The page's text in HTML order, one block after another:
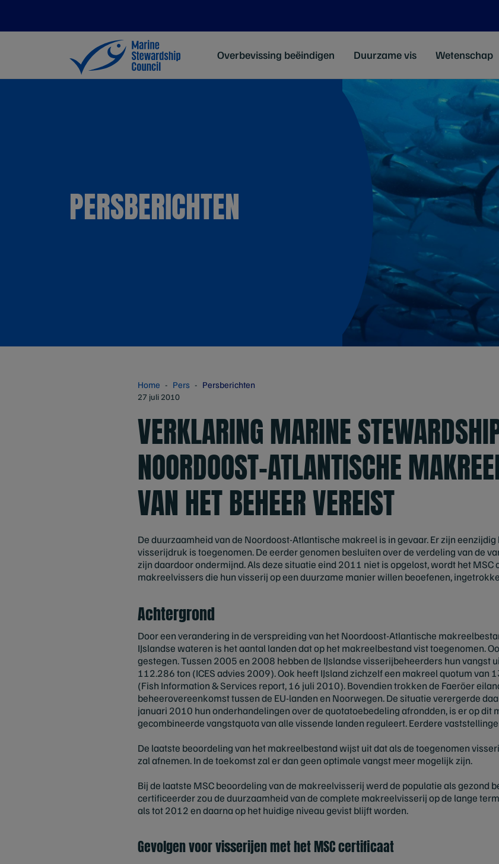
Overbevissing beëindigen Duurzame vis Wetenschap
PERSBERICHTEN
Home Pers Persberichten
27 juli 2010
VERKLARING MARINE
NOORDOOST-ATLANTISCHE
VAN HET BEHEER VEREIST
De duurzaamheid van de Noordoost-Atlantische makreel is in gevaar. Er zijn
visserijdruk is toegenomen. De eerder genomen besluiten over de verdeling van de
zijn daardoor ondermijnd. Als deze situatie eind 2011 niet is opgelost, wordt het
makreelvissers die hun visserij op een duurzame manier willen beoefenen,
Achtergrond
Door een verandering in de verspreiding van het Noordoost-Atlantische
IJslandse wateren is het aantal landen dat op het makreelbestand vist toegenomen.
gestegen. Tussen 2005 en 2008 hebben de IJslandse visserijbeheerders hun vangst
112.286 ton (ICES advies 2009). Ook heeft IJsland zichzelf een makreel quotum van
(Fish Information & Services report, 16 juli 2010). Bovendien trokken de Faeröer
beheerovereenkomst tussen de EU-landen en Noorwegen. De situatie verergerde
januari 2010 hun onderhandelingen over de quotatoebedeling afrondden, is er op dit
gecombineerde vangstquota van alle vissende landen reguleert. Eerdere
De laatste beoordeling van het makreelbestand wijst uit dat als de toegenomen
zal afnemen. In de toekomst zal er dan geen optimale vangst meer mogelijk zijn.
Bij de laatste MSC beoordeling van de makreelvisserij werd de populatie als gezond
certificeerder zou de duurzaamheid van de complete makreelvisserij op de lange
als tot 2012 en daarna op het huidige niveau gevist blijft worden.
Gevolgen voor visserijen met het MSC certificaat